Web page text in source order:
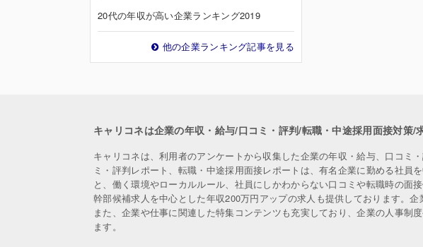
20代の年収が高い企業ランキング2019
他の企業ランキング記事を見る
キャリコネは企業の年収・給与/口コミ・評判/転職・中途採用面接対策/
キャリコネは、利用者のアンケートから収集した企業の年収・給与、口コ
ミ・評判レポート、転職・中途採用面接レポートは、有名企業に勤める社
と、働く環境やローカルルール、社員にしかわからない口コミや転職時の面
幹部候補求人を中心とした年収200万円アップの求人も提供しております。
また、企業や仕事に関連した特集コンテンツも充実しており、企業の人事
ます。